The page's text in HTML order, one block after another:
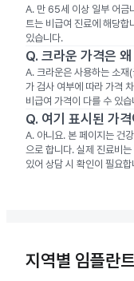
A. 만 65세 이상 일부 어금
트는 비급여 진료에 해당합
있습니다.
Q. 크라운 가격은
A. 크라운은 사용하는 소재
가 검사 여부에 따라 가격
비급여 가격이 다를 수 있습
Q. 여기 표시된 가
A. 아니요. 본 페이지는 건
으로 합니다. 실제 진료비
있어 상담 시 확인이 필요합
지역별 임플란